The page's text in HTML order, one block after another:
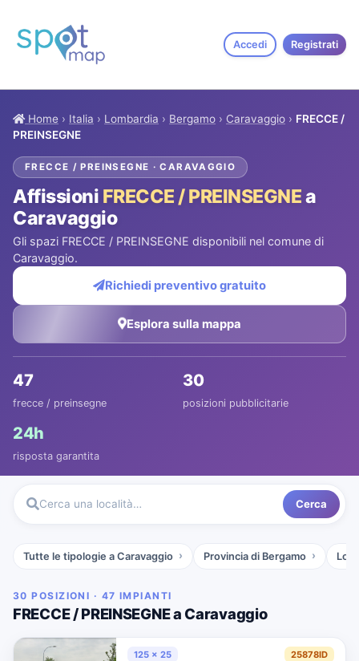
Accedi Registrati
Home › Italia › Lombardia › Bergamo › Caravaggio › FRECCE /
PREINSEGNE
FRECCE / PREINSEGNE · CARAVAGGIO
Affissioni FRECCE / PREINSEGNEa
Caravaggio
Gli spazi FRECCE / PREINSEGNE disponibili nel comune di
Caravaggio.
Richiedi preventivo gratuito
Esplora sulla mappa
47
frecce / preinsegne
30
posizioni pubblicitarie
24h
risposta garantita
Cerca una località… Cerca
Tutte le tipologie a Caravaggio Provincia di Bergamo
30 POSIZIONI · 47 IMPIANTI
FRECCE / PREINSEGNE a Caravaggio
125 x 25 25878ID